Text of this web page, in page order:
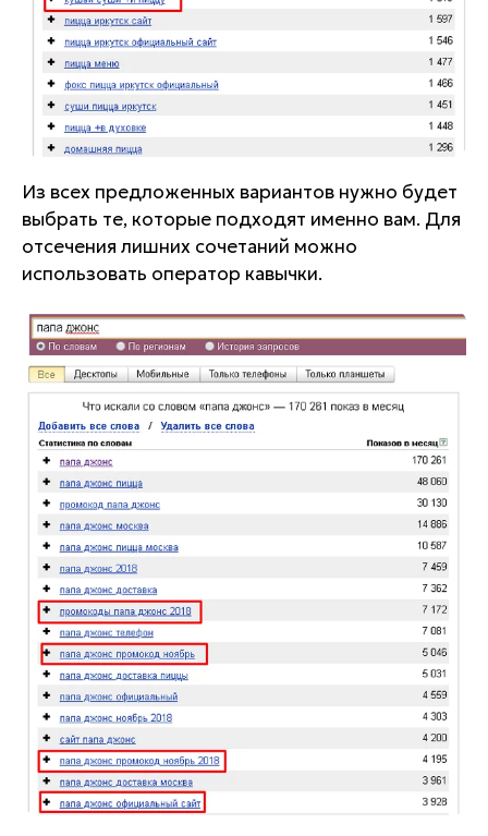
Из всех предложенных вариантов нужно будет
выбрать те, которые подходят именно вам. Для
отсечения лишних сочетаний можно
использовать оператор кавычки.